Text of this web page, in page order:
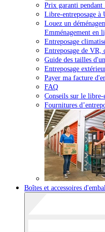
Prix garanti pendant
Libre-entreposage à
Louez un
Emménagement en
Entreposage
Entreposage de VR,
Guide des tailles
Entreposage
Payer ma facture
FAQ
Conseils sur le libre-
Fournitures
Boîtes et accessoires